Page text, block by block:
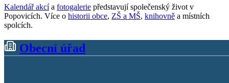
Kalendář akcía fotogalerie představují společenský život v
Popovicích. Více o historii obce, ZŠ a MŠ, knihovně a místních
spolcích.
Obecní úřad